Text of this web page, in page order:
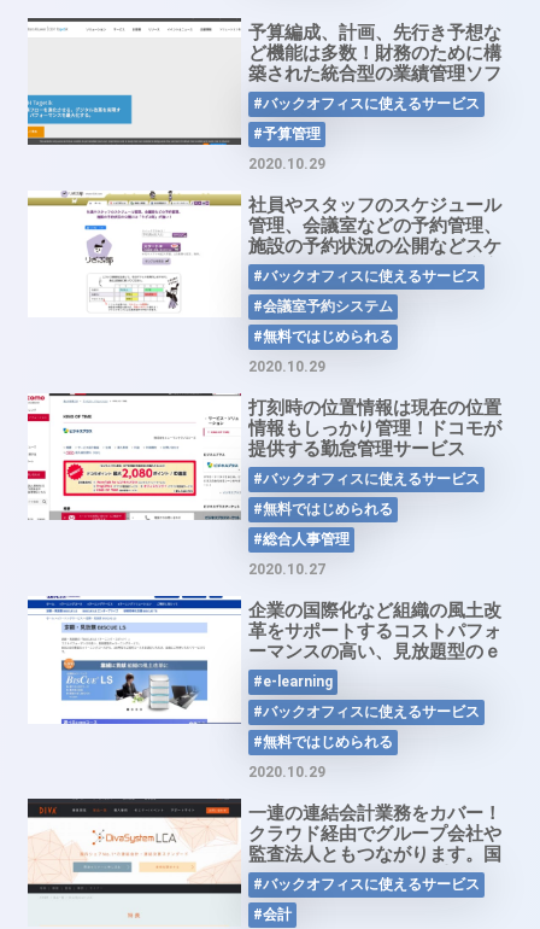
予算編成、計画、先行き予想な
ど機能は多数！財務のために構
築された統合型の業績管理ソフ
トウェア「CCH tagetik」
#バックオフィスに使えるサービス
#予算管理
2020.10.29
社員やスタッフのスケジュール
管理、会議室などの予約管理、
施設の予約状況の公開などスケ
ジュール管理を一括で！会議室
予約システム「りざぶ郎」
#バックオフィスに使えるサービス
#会議室予約システム
#無料ではじめられる
2020.10.29
打刻時の位置情報は現在の位置
情報もしっかり管理！ドコモが
提供する勤怠管理サービス
「KING OF TIME for ビジネス
プラス」
#バックオフィスに使えるサービス
#無料ではじめられる
#総合人事管理
2020.10.27
企業の国際化など組織の風土改
革をサポートするコストパフォ
ーマンスの高い、見放題型のｅ
ラーニングサービス「BISCUE
LS」
#e-learning
#バックオフィスに使えるサービス
#無料ではじめられる
2020.10.29
一連の連結会計業務をカバー！
クラウド経由でグループ会社や
監査法人ともつながります。国
内シェアNo.1の連結会計・連結
決算スタンダード
「DivaSystem LCA」
#バックオフィスに使えるサービス
#会計